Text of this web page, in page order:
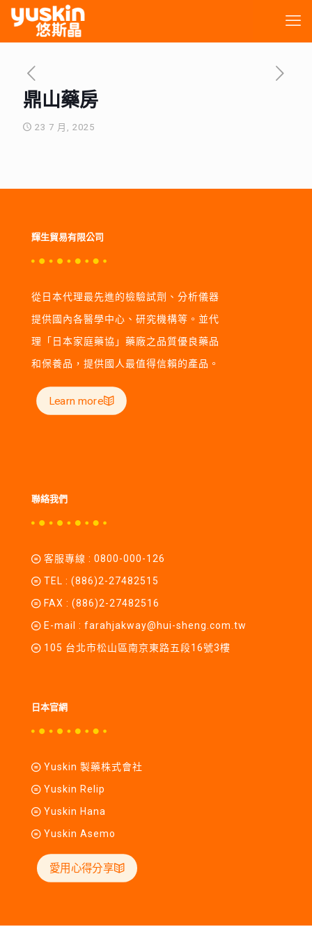
鼎山藥房
23 7 月, 2025
輝生貿易有限公司
從日本代理最先進的檢驗試劑、分析儀器
提供國內各醫學中心、研究機構等。並代
理「日本家庭藥協」藥廠之品質優良藥品
和保養品，提供國人最值得信賴的產品。
Learn more
聯絡我們
客服專線 : 0800-000-126
TEL : (886)2-27482515
FAX : (886)2-27482516
E-mail : farahjakway@hui-sheng.com.tw
105 台北市松山區南京東路五段16號3樓
日本官網
Yuskin 製藥株式會社
Yuskin Relip
Yuskin Hana
Yuskin Asemo
愛用心得分享